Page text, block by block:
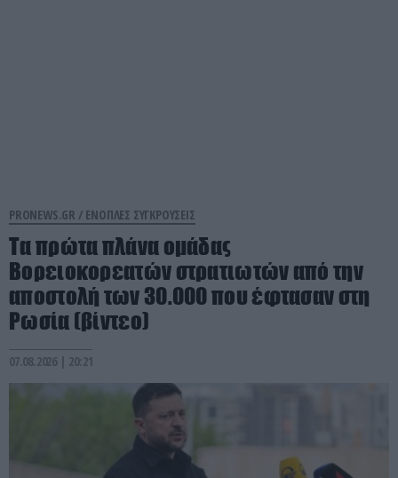
PRONEWS.GR / ΕΝΟΠΛΕΣ ΣΥΓΚΡΟΥΣΕΙΣ
Τα πρώτα πλάνα ομάδας
Βορειοκορεατών στρατιωτών από την
αποστολή των 30.000 που έφτασαν στη
Ρωσία (βίντεο)
07.08.2026 | 20:21